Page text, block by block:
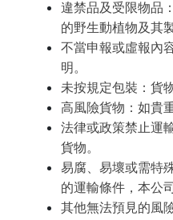
違禁品及受限物品
的野生動植物及其
不當申報或虛報內
明。
未按規定包裝：貨
高風險貨物：如貴
法律或政策禁止運
貨物。
易腐、易壞或需特
的運輸條件，本公
其他無法預見的風